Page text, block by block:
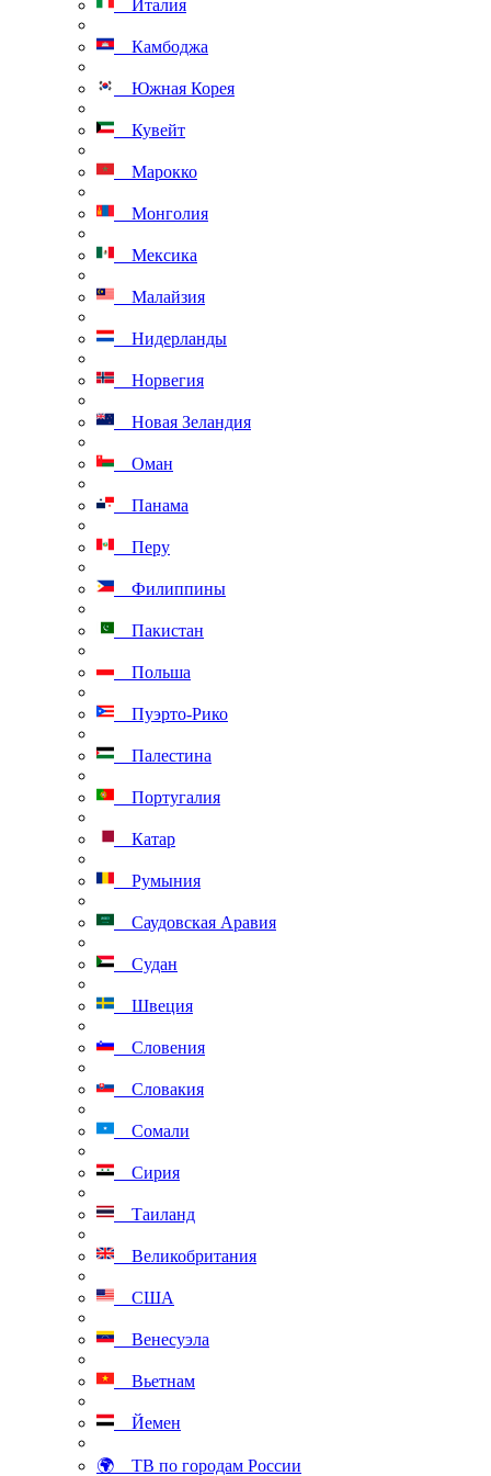
Италия
Камбоджа
Южная Корея
Кувейт
Марокко
Монголия
Мексика
Малайзия
Нидерланды
Норвегия
Новая Зеландия
Оман
Панама
Перу
Филиппины
Пакистан
Польша
Пуэрто-Рико
Палестина
Португалия
Катар
Румыния
Саудовская Аравия
Судан
Швеция
Словения
Словакия
Сомали
Сирия
Таиланд
Великобритания
США
Венесуэла
Вьетнам
Йемен
🌍 ТВ по городам России